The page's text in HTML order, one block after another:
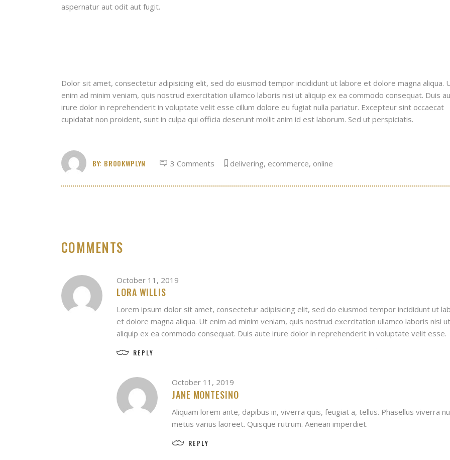
aspernatur aut odit aut fugit.
Dolor sit amet, consectetur adipisicing elit, sed do eiusmod tempor incididunt ut labore et dolore magna aliqua.
enim ad minim veniam, quis nostrud exercitation ullamco laboris nisi ut aliquip ex ea commodo consequat. Duis
irure dolor in reprehenderit in voluptate velit esse cillum dolore eu fugiat nulla pariatur. Excepteur sint occaecat
cupidatat non proident, sunt in culpa qui officia deserunt mollit anim id est laborum. Sed ut perspiciatis.
BY: BROOKWPLYN 3 Comments delivering, ecommerce, online
COMMENTS
October 11, 2019
LORA WILLIS
Lorem ipsum dolor sit amet, consectetur adipisicing elit, sed do eiusmod tempor incididunt ut
et dolore magna aliqua. Ut enim ad minim veniam, quis nostrud exercitation ullamco laboris nisi ut
aliquip ex ea commodo consequat. Duis aute irure dolor in reprehenderit in voluptate velit esse.
REPLY
October 11, 2019
JANE MONTESINO
Aliquam lorem ante, dapibus in, viverra quis, feugiat a, tellus. Phasellus viverra
metus varius laoreet. Quisque rutrum. Aenean imperdiet.
REPLY